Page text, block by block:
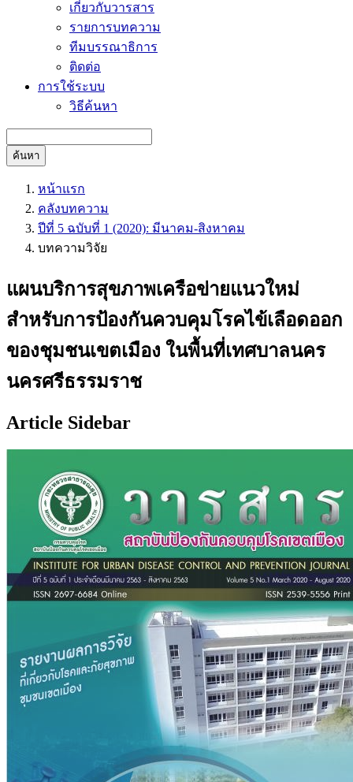
เกี่ยวกับวารสาร
รายการบทความ
ทีมบรรณาธิการ
ติดต่อ
การใช้ระบบ
วิธีค้นหา
ค้นหา
หน้าแรก
คลังบทความ
ปีที่ 5 ฉบับที่ 1 (2020): มีนาคม-สิงหาคม
บทความวิจัย
แผนบริการสุขภาพเครือข่ายแนวใหม่
สำหรับการป้องกันควบคุมโรคไข้เลือดออก
ของชุมชนเขตเมือง ในพื้นที่เทศบาลนคร
นครศรีธรรมราช
Article Sidebar